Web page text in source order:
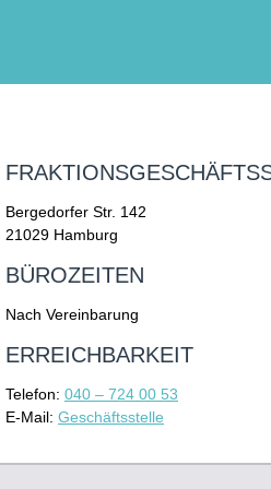
Bergedorfer Str. 142
21029 Hamburg
BÜROZEITEN
Nach Vereinbarung
ERREICHBARKEIT
Telefon: 040 – 724 00 53
E-Mail: Geschäftsstelle